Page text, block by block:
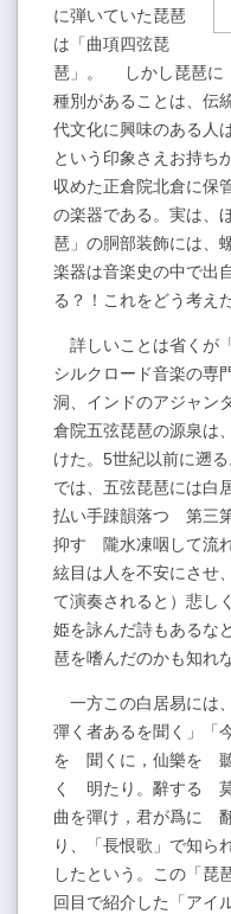
に弾いていた琵琶
は「曲項四弦琵
琶」。 しかし琵琶に
種別があることは、伝
代文化に興味のある人
という印象さえお持
収めた正倉院北倉に保
の楽器である。実は、
琶」の胴部装飾には、
楽器は音楽史の中で出
る？！これをどう考え
詳しいことは省くが
シルクロード音楽の専
洞、インドのアジャン
倉院五弦琵琶の源泉は
けた。5世紀以前に遡
では、五弦琵琶には白
払い手踈韻落つ 第
抑す 隴水凍咽して
絃目は人を不安にさ
て演奏されると）悲し
姫を詠んだ詩もあるな
琶を嗜んだのかも知れ
一方この白居易には
彈く者あるを聞く」
を 聞くに，仙樂を
く 明たり。辭する
曲を彈け，君が爲に
り、「長恨歌」で知ら
したという。この「琵
回目で紹介した「ア